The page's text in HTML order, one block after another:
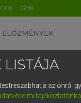
GYIK
ELŐZMÉNYEK
LISTÁJA
az önről